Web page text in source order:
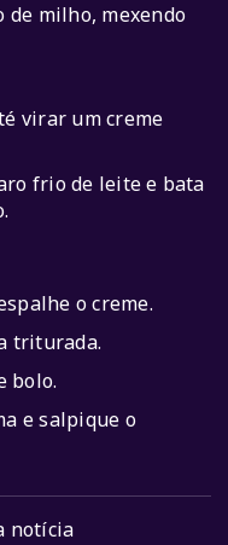
de milho, mexendo
virar um creme
frio de leite e bata
o creme.
triturada.
bolo.
e salpique o
notícia